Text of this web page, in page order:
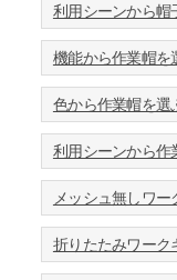
利用シーンから帽
機能から作業帽を
色から作業帽を選
利用シーンから作
メッシュ無しワー
折りたたみワーク